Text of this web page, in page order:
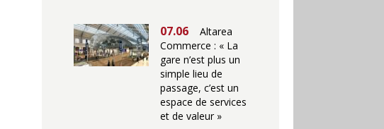
07.06
Altarea
Commerce : « La
gare n’est plus un
simple lieu de
passage, c’est un
espace de services
et de valeur »